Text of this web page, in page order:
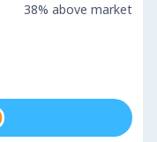
38% above market